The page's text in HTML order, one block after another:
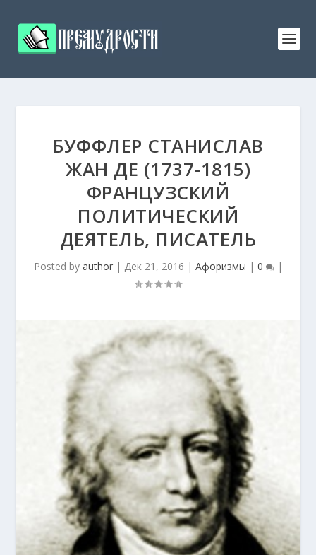
БУФФЛЕР СТАНИСЛАВ
ЖАН ДЕ (1737-1815)
ФРАНЦУЗСКИЙ
ПОЛИТИЧЕСКИЙ
ДЕЯТЕЛЬ, ПИСАТЕЛЬ
Posted by author| Дек 21, 2016 | Афоризмы | 0 |